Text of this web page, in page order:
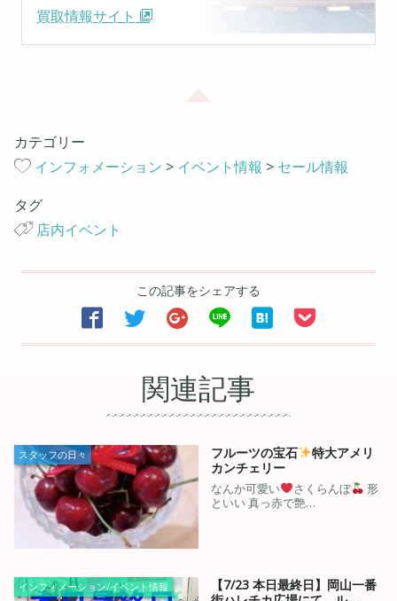
買取情報サイト
カテゴリー
インフォメーション > イベント情報 > セール情報
タグ
店内イベント
この記事をシェアする
     
関連記事
スタッフの日々 フルーツの宝石
特大アメリ
カンチェリー
なんか可愛い さくらんぼ
形
といい 真っ赤で艶…
インフォメーション/イベント情報
【7/23 本日最終日】岡山一番